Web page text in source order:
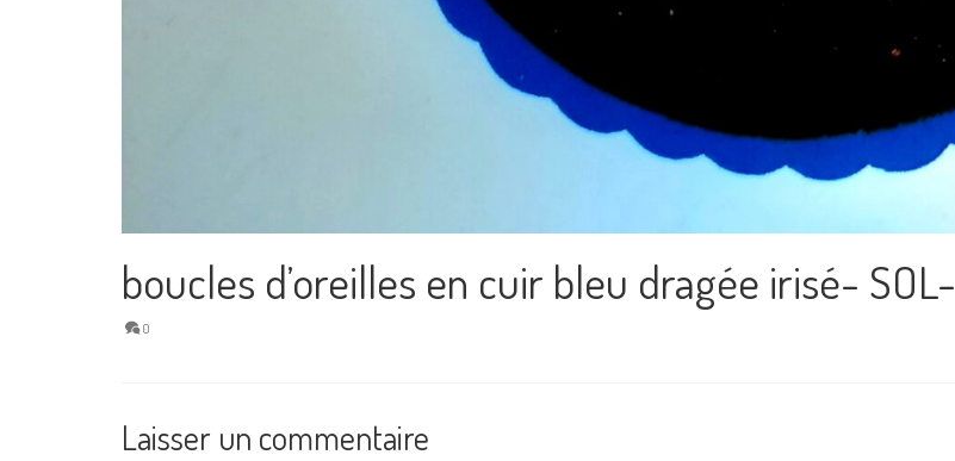
boucles d’oreilles en cuir bleu dragée irisé- SOL-
0
Laisser un commentaire